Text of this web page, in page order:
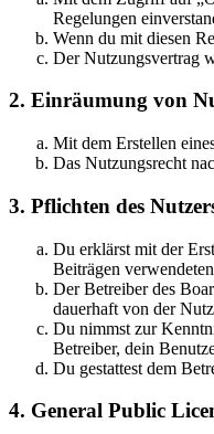
Regelungen
Wenn du mit diesen
Der Nutzungsvertrag
2. Einräumung von
Mit dem Erstellen
Das Nutzungsrecht
3. Pflichten des
Du erklärst mit der
Beiträgen
Der Betreiber des
dauerhaft von der
Du nimmst zur
Betreiber, dein
Du gestattest dem
4. General Public